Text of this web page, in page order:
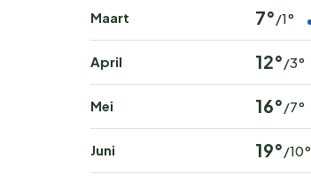
Maart 7° /1°
April 12° /3°
Mei 16° /7°
Juni 19° /10°